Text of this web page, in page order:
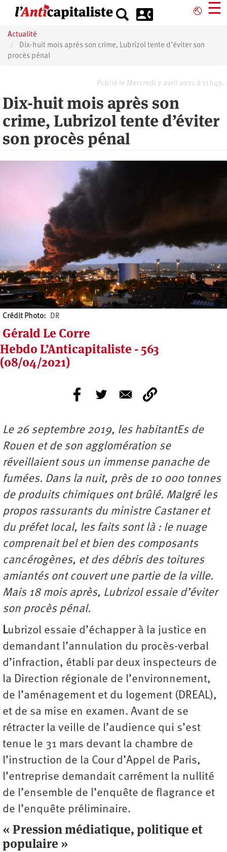
principal
⎋ ☰
Actualité
Dix-huit mois après son crime, Lubrizol tente d’éviter son
procès pénal
Publié le Mercredi 7 avril 2021 à 11h49.
Dix-huit mois après son
crime, Lubrizol tente d’éviter
son procès pénal
Crédit Photo DR
Gérald Le Corre
Hebdo L’Anticapitaliste - 563
(08/04/2021)
Le 26 septembre 2019, les habitantEs de
Rouen et de son agglomération se
réveillaient sous un immense panache de
fumées. Dans la nuit, près de 10 000 tonnes
de produits chimiques ont brûlé. Malgré les
propos rassurants du ministre Castaner et
du préfet local, les faits sont là : le nuage
comprenait bel et bien des composants
cancérogènes, et des débris des toitures
amiantés ont couvert une partie de la ville.
Mais 18 mois après, Lubrizol essaie d’éviter
son procès pénal.
Lubrizol essaie d’échapper à la justice en
demandant l’annulation du procès-verbal
d’infraction, établi par deux inspecteurs de
la Direction régionale de l’environnement,
de l’aménagement et du logement (DREAL),
et de sa mise en examen. Avant de se
rétracter la veille de l’audience qui s’est
tenue le 31 mars devant la chambre de
l’instruction de la Cour d’Appel de Paris,
l’entreprise demandait carrément la nullité
de l’ensemble de l’enquête de flagrance et
de l’enquête préliminaire.
« Pression médiatique, politique et
populaire »